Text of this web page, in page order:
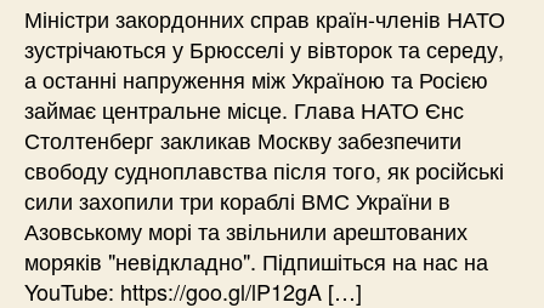
Міністри закордонних справ країн-членів НАТО
зустрічаються у Брюсселі у вівторок та середу,
а останні напруження між Україною та Росією
займає центральне місце. Глава НАТО Єнс
Столтенберг закликав Москву забезпечити
свободу судноплавства після того, як російські
сили захопили три кораблі ВМС України в
Азовському морі та звільнили арештованих
моряків "невідкладно". Підпишіться на нас на
YouTube: https://goo.gl/lP12gA […]